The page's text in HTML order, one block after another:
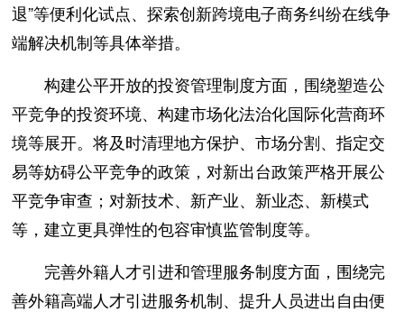
退”等便利化试点、探索创新跨境电子商务纠纷在线争
端解决机制等具体举措。
构建公平开放的投资管理制度方面，围绕塑造公
平竞争的投资环境、构建市场化法治化国际化营商环
境等展开。将及时清理地方保护、市场分割、指定交
易等妨碍公平竞争的政策，对新出台政策严格开展公
平竞争审查；对新技术、新产业、新业态、新模式
等，建立更具弹性的包容审慎监管制度等。
完善外籍人才引进和管理服务制度方面，围绕完
善外籍高端人才引进服务机制、提升人员进出自由便